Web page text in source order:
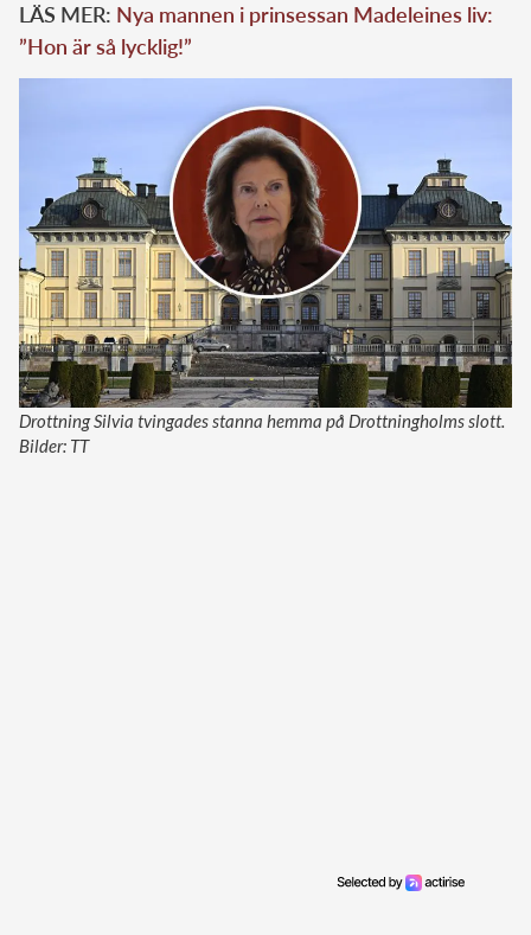
LÄS MER: Nya mannen i prinsessan Madeleines liv:
”Hon är så lycklig!”
Drottning Silvia tvingades stanna hemma på Drottningholms slott.
Bilder: TT